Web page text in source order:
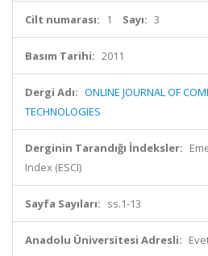
Cilt numarası: 1 Sayı: 3
Basım Tarihi: 2011
Dergi Adı: ONLINE JOURNAL OF
TECHNOLOGIES
Derginin Tarandığı İndeksler:
Index (ESCI)
Sayfa Sayıları: ss.1-13
Anadolu Üniversitesi Adresli: